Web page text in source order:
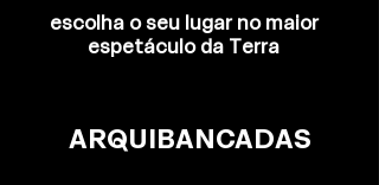
escolha o seu lugar no maior
espetáculo da Terra
ARQUIBANCADAS